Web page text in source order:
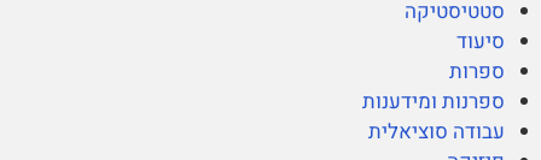
סטטיסטיקה
סיעוד
ספרות
ספרנות ומידענות
עבודה סוציאלית